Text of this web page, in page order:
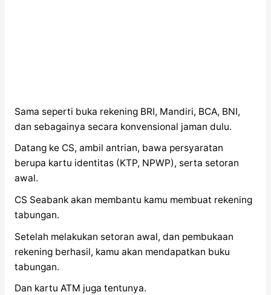
Sama seperti buka rekening BRI, Mandiri, BCA, BNI,
dan sebagainya secara konvensional jaman dulu.
Datang ke CS, ambil antrian, bawa persyaratan
berupa kartu identitas (KTP, NPWP), serta setoran
awal.
CS Seabank akan membantu kamu membuat rekening
tabungan.
Setelah melakukan setoran awal, dan pembukaan
rekening berhasil, kamu akan mendapatkan buku
tabungan.
Dan kartu ATM juga tentunya.